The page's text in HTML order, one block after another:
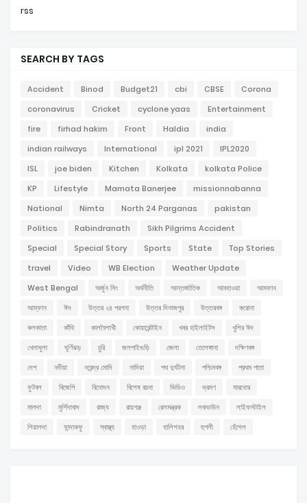
rss
SEARCH BY TAGS
Accident Binod Budget21 cbi CBSE
Corona
coronavirus
Cricket cyclone yaas
Entertainment
fire
firhad hakim Front Haldia
india
indian railways
International ipl 2021
IPL2020
ISL
joe biden Kitchen Kolkata
kolkata Police
KP
Lifestyle Mamata Banerjee
missionnabanna
National
Nimta North 24 Parganas
pakistan
Politics
Rabindranath
Sikh Pilgrims Accident
Special
Special Story Sports State
Top Stories
travel
Video WB Election
Weather Update
West Bengal
অর্জুন সিং অর্থনীতি আন্তর্জাতিক আবহাওয়া
আমফান
আম্ফান
ঈদ উত্তর ২৪ পরগনা উত্তর দিনাজপুর উত্তরবঙ্গ
করোনা
কলকাতা
কাঁথি কালবৈশাখী কোয়ারেন্টাইন খবর হাইলাইটস
খুশির ঈদ
খেলাধুলা
ঘূর্ণিঝড় চুরি জলপাইগুড়ি জেলা তেলেঙ্গানা
দক্ষিণবঙ্গ
দেশ
নদীয়া নরেন্দ্র মোদি নাদিয়া পথ দুর্ঘটনা পশ্চিমবঙ্গ
প্রথম পাতা
ফুটবল
বিজেপি বিনোদন বিশেষ রচনা ভিডিও ভ্রমণ
মারধোর
মালদা
মুর্শিদাবাদ রাজ্য রায়গঞ্জ রেলমন্ত্রক লকডাউন
লাইফস্টাইল
শিয়ালদা
সান্দাকফু স্বাস্থ্য হাওড়া হালিশহর হুগলী হেঁশেল